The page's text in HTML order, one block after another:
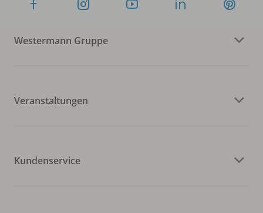
Westermann Gruppe
Veranstaltungen
Kundenservice